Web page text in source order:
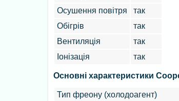
Осушення повітря
так
Обігрів
так
Вентиляція
так
Іонізація
так
Основні характеристики
Тип фреону (холодоагент)